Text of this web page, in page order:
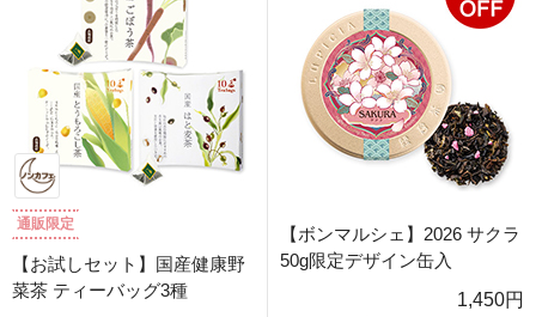
通販限定
【お試しセット】国産健康野
菜茶 ティーバッグ3種
【ボンマルシェ】2026 サクラ
50g限定デザイン缶入
1,450円